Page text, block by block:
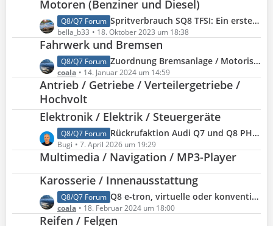
t
r
ä
g
e
t
z
t
e
e
i
t
r
ä
e
Motoren (Benziner und Diesel)
L
e
t
z
t
e
B
e
i
t
r
ä
e
Q8/Q7 Forum Spritverbrauch SQ8 TFSI: Ein erstes Resümee nach 4.400 km
bella_b33 18. Oktober 2023 um 18:38
Fahrwerk und Bremsen
L
e
t
z
t
e
B
e
i
t
r
ä
g
e
Q8/Q7 Forum Zuordnung Bremsanlage / Motorisierung: Welche Bremsanlagen gibt es beim Audi Q8 / Q7
coala 14. Januar 2024 um 14:59
Antrieb / Getriebe / Verteilergetriebe /
Hochvolt
Elektronik / Elektrik / Steuergeräte
L
e
t
t
e
B
e
Q8/Q7 Forum Rückrufaktion Audi Q7 und Q8 PHEV (KBA 15663R, Audi 93QQ)
Bugi 7. April 2026 um 19:29
Multimedia / Navigation / MP3-Player
Karosserie / Innenausstattung
L
e
t
Q8/Q7 Forum Q8 e-tron, virtuelle oder konventionelle Außenspiegel?
coala 18. Februar 2024 um 18:00
Reifen / Felgen